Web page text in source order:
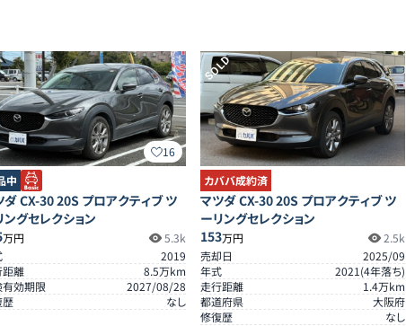
16
中
ダ CX-30 20S プロアクティブ ツ
ングセレクション
万円
5.3k
2019
距離
8.5万km
効期限
2027/08/28
歴
なし
SOLD
カババ成約済
マツダ CX-30 20S プロアクティブ ツ
ーリングセレクション
153万円
2.5k
売却日
2025/09
年式
2021(4年落ち)
走行距離
1.4万km
都道府県
大阪府
修復歴
なし